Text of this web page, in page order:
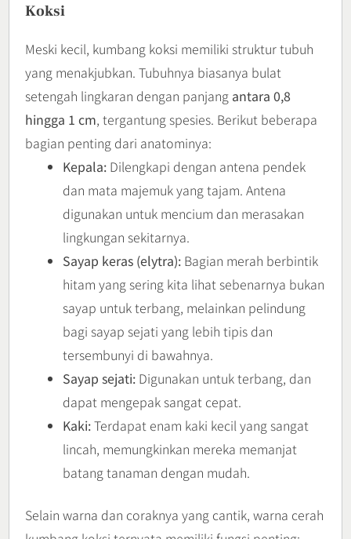
Koksi
Meski kecil, kumbang koksi memiliki struktur tubuh
yang menakjubkan. Tubuhnya biasanya bulat
setengah lingkaran dengan panjang antara 0,8
hingga 1 cm, tergantung spesies. Berikut beberapa
bagian penting dari anatominya:
Kepala: Dilengkapi dengan antena pendek
dan mata majemuk yang tajam. Antena
digunakan untuk mencium dan merasakan
lingkungan sekitarnya.
Sayap keras (elytra): Bagian merah berbintik
hitam yang sering kita lihat sebenarnya bukan
sayap untuk terbang, melainkan pelindung
bagi sayap sejati yang lebih tipis dan
tersembunyi di bawahnya.
Sayap sejati: Digunakan untuk terbang, dan
dapat mengepak sangat cepat.
Kaki:Terdapat enam kaki kecil yang sangat
lincah, memungkinkan mereka memanjat
batang tanaman dengan mudah.
Selain warna dan coraknya yang cantik, warna cerah